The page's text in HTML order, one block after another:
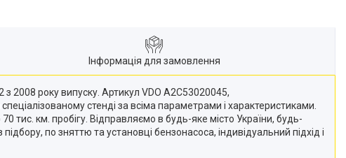
Інформація для замовлення
2008 року випуску. Артикул VDO A2C53020045,
стенді за всіма параметрами і характеристиками.
70 тис. км. пробігу. Відправляємо в будь-яке місто України, будь-
підбору, по зняттю та установці бензонасоса, індивідуальний підхід і